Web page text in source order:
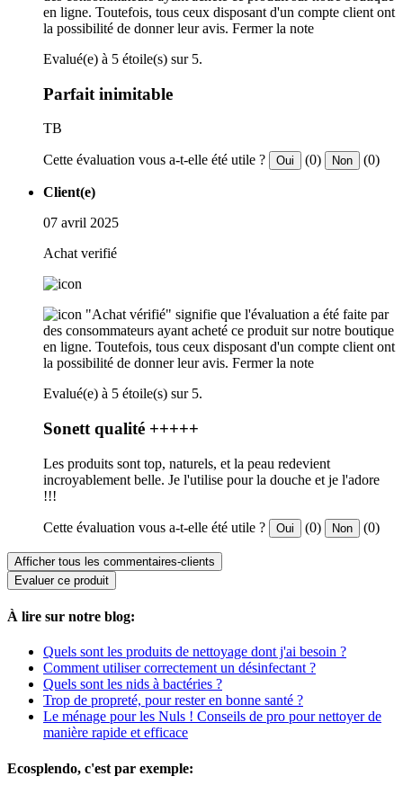
en ligne. Toutefois, tous ceux disposant d'un compte client ont
la possibilité de donner leur avis. Fermer la note
Evalué(e) à 5 étoile(s) sur 5.
Parfait inimitable
TB
Cette évaluation vous a-t-elle été utile ? Oui (0) Non (0)
Client(e)
07 avril 2025
Achat verifié
"Achat vérifié" signifie que l'évaluation a été faite par
des consommateurs ayant acheté ce produit sur notre boutique
en ligne. Toutefois, tous ceux disposant d'un compte client ont
la possibilité de donner leur avis. Fermer la note
Evalué(e) à 5 étoile(s) sur 5.
Sonett qualité +++++
Les produits sont top, naturels, et la peau redevient
incroyablement belle. Je l'utilise pour la douche et je l'adore
!!!
Cette évaluation vous a-t-elle été utile ? Oui (0) Non (0)
Afficher tous les commentaires-clients
Evaluer ce produit
À lire sur notre blog:
Quels sont les produits de nettoyage dont j'ai besoin ?
Comment utiliser correctement un désinfectant ?
Quels sont les nids à bactéries ?
Trop de propreté, pour rester en bonne santé ?
Le ménage pour les Nuls ! Conseils de pro pour nettoyer de
manière rapide et efficace
Ecosplendo, c'est par exemple: